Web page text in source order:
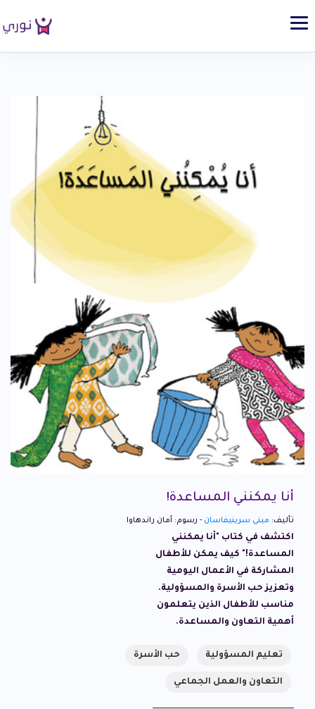
أنا يمكنني المساعدة!
تأليف: ميني سرينيفاسان - رسوم: أمان راندهاوا
اكتشف في كتاب "أنا يمكنني
المساعدة!" كيف يمكن للأطفال
المشاركة في الأعمال اليومية
وتعزيز حب الأسرة والمسؤولية.
مناسب للأطفال الذين يتعلمون
أهمية التعاون والمساعدة.
تعليم المسؤولية حب الأسرة
التعاون والعمل الجماعي